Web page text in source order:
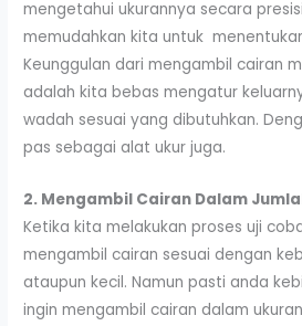
mengetahui ukurannya secara
memudahkan kita untuk
Keunggulan dari mengambil cairan
adalah kita bebas mengatur
wadah sesuai yang dibutuhkan.
pas sebagai alat ukur juga.
2. Mengambil Cairan Dalam
Ketika kita melakukan proses uji
mengambil cairan sesuai dengan
ataupun kecil. Namun pasti anda
ingin mengambil cairan dalam